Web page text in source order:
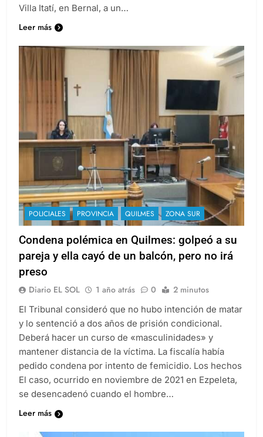
Villa Itatí, en Bernal, a un…
Leer más
POLICIALES PROVINCIA QUILMES ZONA SUR
Condena polémica en Quilmes: golpeó a su
pareja y ella cayó de un balcón, pero no irá
preso
Diario EL SOL 1 año atrás 0 2 minutos
El Tribunal consideró que no hubo intención de matar
y lo sentenció a dos años de prisión condicional.
Deberá hacer un curso de «masculinidades» y
mantener distancia de la víctima. La fiscalía había
pedido condena por intento de femicidio. Los hechos
El caso, ocurrido en noviembre de 2021 en Ezpeleta,
se desencadenó cuando el hombre…
Leer más